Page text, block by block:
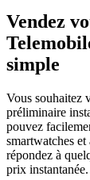
Vendez
simple
Vous souhaitez
préliminaire
pouvez
smartwatches
répondez à
prix instantanée.